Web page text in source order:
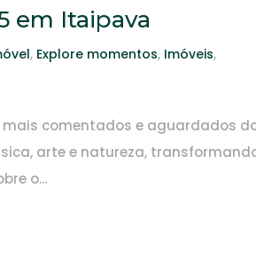
em Itaipava
, Explore momentos, Imóveis,
mais comentados e aguardados
arte e natureza,
o...